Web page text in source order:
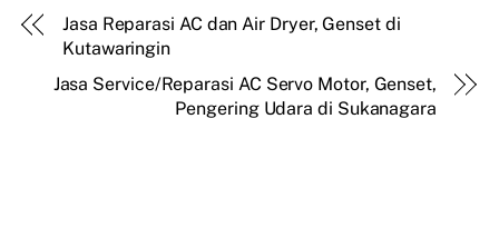
Jasa Reparasi AC dan Air Dryer, Genset di
Kutawaringin
Jasa Service/Reparasi AC Servo Motor, Genset,
Pengering Udara di Sukanagara